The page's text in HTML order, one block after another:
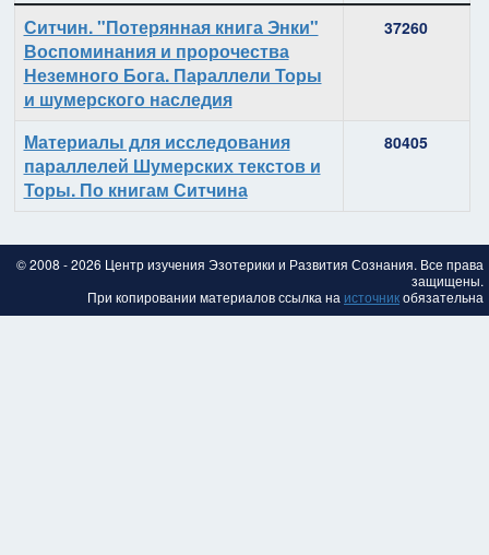
Материалы
Ситчин. "Потерянная книга Энки"
Воспоминания и пророчества
Неземного Бога. Параллели Торы
и шумерского наследия
37260
Материалы для исследования
параллелей Шумерских текстов и
Торы. По книгам Ситчина
80405
© 2008 - 2026 Центр изучения Эзотерики и Развития Сознания. Все права
защищены.
При копировании материалов ссылка на источникобязательна